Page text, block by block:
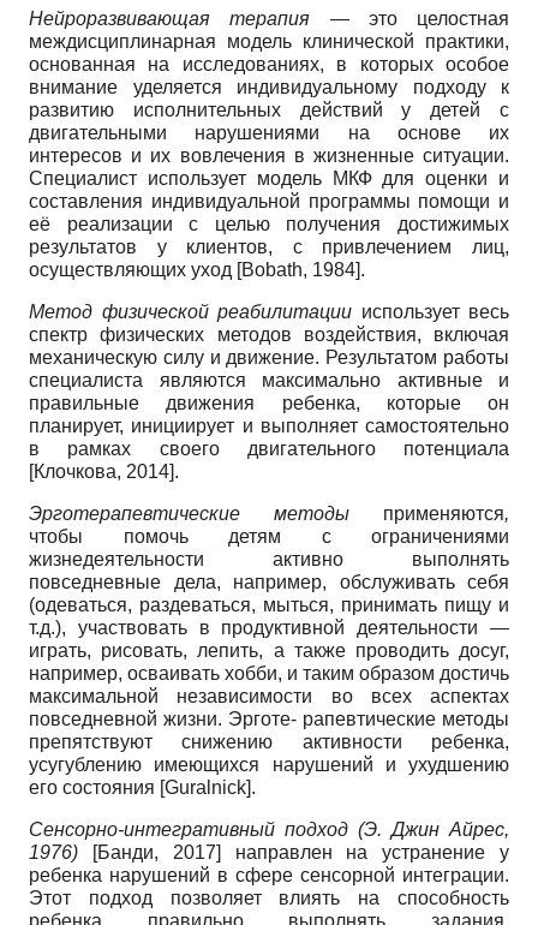
Нейроразвивающая терапия —это целостная
междисциплинарная модель клинической практики,
основанная на исследованиях, в которых особое
внимание уделяется индивидуальному подходу к
развитию исполнительных действий у детей с
двигательными нарушениями на основе их
интересов и их вовлечения в жизненные ситуации.
Специалист использует модель МКФ для оценки и
составления индивидуальной программы помощи и
её реализации с целью получения достижимых
результатов у клиентов, с привлечением лиц,
осуществляющих уход [Bobath, 1984].
Метод физической реабилитации использует весь
спектр физических методов воздействия, включая
механическую силу и движение. Результатом работы
специалиста являются максимально активные и
правильные движения ребенка, которые он
планирует, инициирует и выполняет самостоятельно
в рамках своего двигательного потенциала
[Клочкова, 2014].
Эрготерапевтические методы применяются,
чтобы помочь детям с ограничениями
жизнедеятельности активно выполнять
повседневные дела, например, обслуживать себя
(одеваться, раздеваться, мыться, принимать пищу и
т.д.), участвовать в продуктивной деятельности —
играть, рисовать, лепить, а также проводить досуг,
например, осваивать хобби, и таким образом достичь
максимальной независимости во всех аспектах
повседневной жизни. Эрготе- рапевтические методы
препятствуют снижению активности ребенка,
усугублению имеющихся нарушений и ухудшению
его состояния [Guralnick].
Сенсорно-интегративный подход (Э. Джин Айрес,
1976)
[Банди, 2017] направлен на устранение у
ребенка нарушений в сфере сенсорной интеграции.
Этот подход позволяет влиять на способность
ребенка правильно выполнять задания,